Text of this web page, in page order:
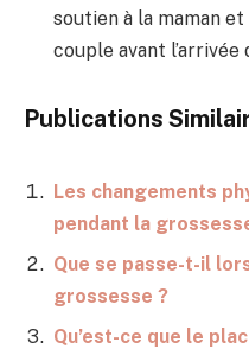
soutien à la maman
couple avant l’arrivée
Publications
Les changements
pendant la
Que se passe-t-il
grossesse ?
Qu’est-ce que le